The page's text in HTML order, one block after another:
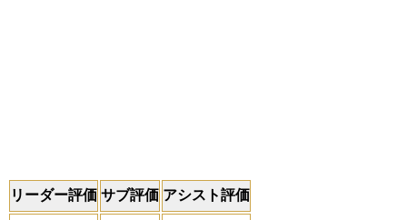
リーダー評価 サブ評価 アシスト評価